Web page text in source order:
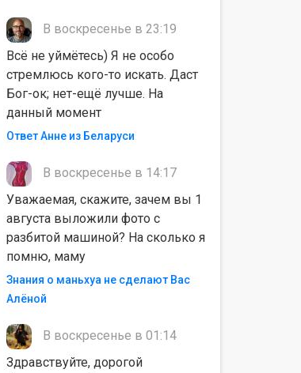
В воскресенье в 23:19
Всё не уймётесь) Я не особо
стремлюсь кого-то искать. Даст
Бог-ок; нет-ещё лучше. На
данный момент
Ответ Анне из Беларуси
В воскресенье в 14:17
Уважаемая, скажите, зачем вы 1
августа выложили фото с
разбитой машиной? На сколько я
помню, маму
Знания о маньхуа не сделают Вас
Алëной
В воскресенье в 01:14
Здравствуйте, дорогой